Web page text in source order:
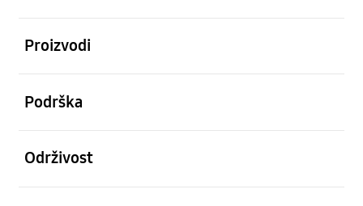
Proizvodi
Podrška
Održivost